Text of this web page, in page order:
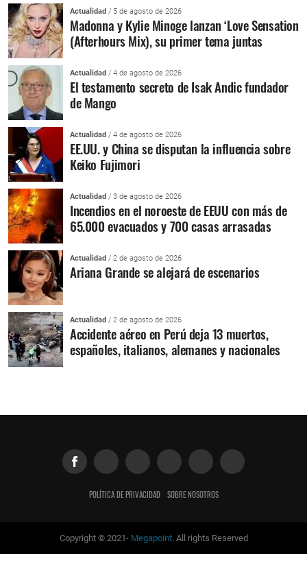
Actualidad / 5 de agosto de 2026
Madonna y Kylie Minoge lanzan ‘Love Sensation
(Afterhours Mix), su primer tema juntas
Actualidad / 4 de agosto de 2026
El testamento secreto de Isak Andic fundador
de Mango
Actualidad / 4 de agosto de 2026
EE.UU. y China se disputan la influencia sobre
Keiko Fujimori
Actualidad / 3 de agosto de 2026
Incendios en el noroeste de EEUU con más de
65.000 evacuados y 700 casas arrasadas
Actualidad / 2 de agosto de 2026
Ariana Grande se alejará de escenarios
Actualidad / 2 de agosto de 2026
Accidente aéreo en Perú deja 13 muertos,
españoles, italianos, alemanes y nacionales
POLÍTICA DE PRIVACIDAD SOBRE NOSOTROS
Copyright © 2021- Megapoint. All rights Reserved